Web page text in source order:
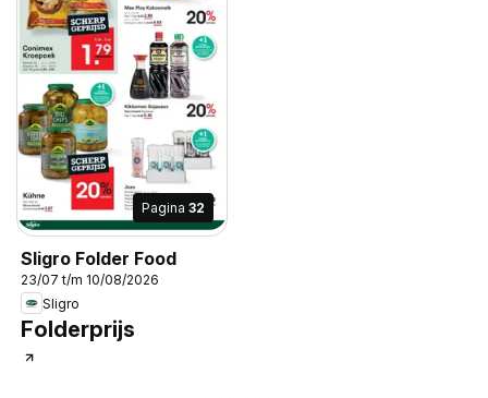
Pagina 32
Sligro Folder Food
23/07 t/m 10/08/2026
Sligro
Folderprijs